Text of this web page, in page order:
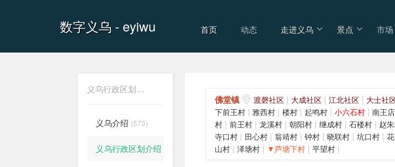
数字义乌 - eyiwu 首页 动态 走进义乌 景点 市场
义乌行政区划介绍
义乌介绍 (573)
义乌行政区划介绍
佛堂镇 渡磬社区 | 大成社区 |江北社区 | 大士社
下前王村 |雅西村 |楼村 | 起鸣村 |小六石村 |南王
村 |前王村 |龙溪村 |朝阳村 |继成村 |石楼村 | 赵
寺口村 | 田心村 |翁靖村 |钟村 |晓联村 |坑口村 |
山村 |泽塘村 | ▼芦塘下村 |平望村 |